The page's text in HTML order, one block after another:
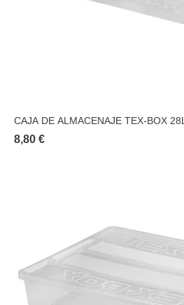
CAJA DE ALMACENAJE TEX-BOX 28L
8,80 €